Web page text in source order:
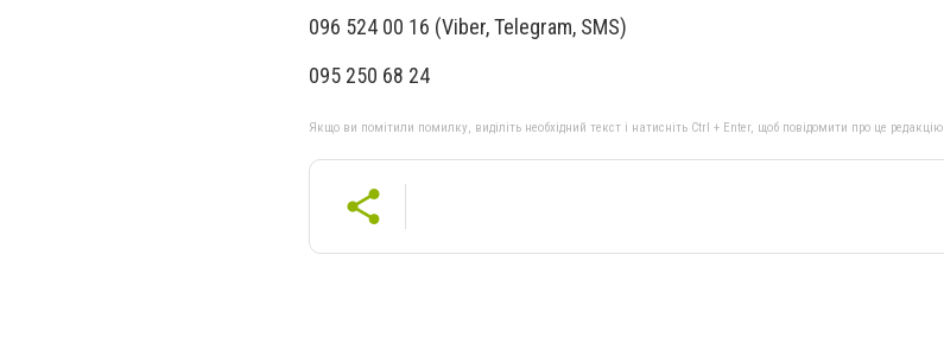
096 524 00 16 (Viber, Telegram, SMS)
095 250 68 24
Якщо ви помітили помилку, виділіть необхідний текст і натисніть Ctrl + Enter, щоб повідомити про це редакцію